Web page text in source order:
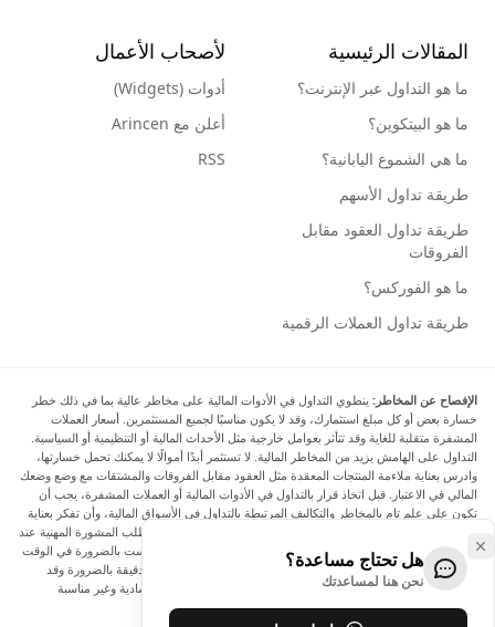
المقالات الرئيسية
ما هو التداول عبر الإنترنت؟
ما هو البيتكوين؟
ما هي الشموع اليابانية؟
طريقة تداول الأسهم
طريقة تداول العقود مقابل
الفروقات
ما هو الفوركس؟
طريقة تداول العملات الرقمية
لأصحاب الأعمال
أدوات (Widgets)
أعلن مع Arincen
RSS
الإفصاح عن المخاطر: ينطوي التداول في الأدوات المالية على مخاطر عالية بما في ذلك خطر
خسارة بعض أو كل مبلغ استثمارك، وقد لا يكون مناسبًا لجميع المستثمرين. أسعار العملات
المشفرة متقلبة للغاية وقد تتأثر بعوامل خارجية مثل الأحداث المالية أو التنظيمية أو السياسية.
التداول على الهامش يزيد من المخاطر المالية. لا تستثمر أبدًا أموالًا لا يمكنك تحمل خسارتها،
وادرس بعناية ملاءمة المنتجات المعقدة مثل العقود مقابل الفروقات والمشتقات مع وضع وضعك
المالي في الاعتبار. قبل اتخاذ قرار بالتداول في الأدوات المالية أو العملات المشفرة، يجب أن
تكون على علم تام بالمخاطر والتكاليف المرتبطة بالتداول في الأسواق المالية، وأن تفكر بعناية
في أهدافك الاستثمارية ومستوى خبرتك ورغبتك في المخاطرة، وأن تطلب المشورة المهنية عند
الحاجة. تود Arincen أن تذكرك بأن البيانات الواردة في هذا الموقع ليست بالضرورة في الوقت
الفعلي وليست دقيقة. البيانات والأسعار الموجودة على الموقع ليست دقيقة بالضرورة وقد
تختلف عن السعر الفعلي في أي سوق معينة، مما يعني أن الأسعار إرشادية وغير مناسبة
لأغراض التداول.
هل تحتاج مساعدة؟
نحن هنا لمساعدتك